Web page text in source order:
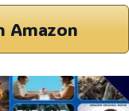
Amazon